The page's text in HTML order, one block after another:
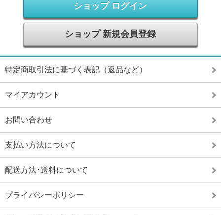
ショップ ログイン
ショップ 新規会員登録
特定商取引法に基づく表記（返品など）
マイアカウント
お問い合わせ
支払い方法について
配送方法･送料について
プライバシーポリシー